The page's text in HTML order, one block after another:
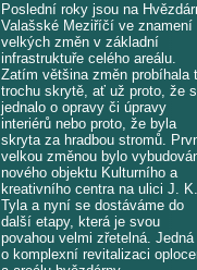
Poslední roky jsou na
Valašské Meziříčí ve znamení
velkých změn v základní
infrastruktuře celého areálu.
Zatím většina změn probíhala
trochu skrytě, ať už proto, že
jednalo o opravy či úpravy
interiérů nebo proto, že byla
skryta za hradbou stromů.
velkou změnou bylo
nového objektu Kulturního a
kreativního centra na ulici J. K.
Tyla a nyní se dostáváme do
další etapy, která je svou
povahou velmi zřetelná. Jedná
o komplexní revitalizaci